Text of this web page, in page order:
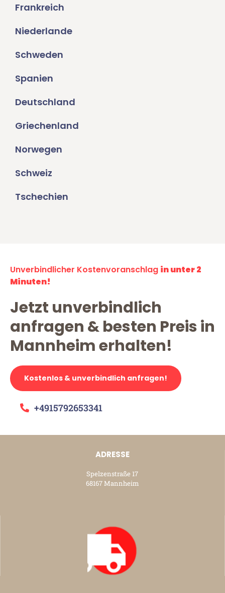
Frankreich
Niederlande
Schweden
Spanien
Deutschland
Griechenland
Norwegen
Schweiz
Tschechien
Unverbindlicher Kostenvoranschlag in unter 2
Minuten!
Jetzt unverbindlich
anfragen & besten Preis in
Mannheim erhalten!
Kostenlos & unverbindlich anfragen!
+4915792653341
ADRESSE
Spelzenstraße 17
68167 Mannheim